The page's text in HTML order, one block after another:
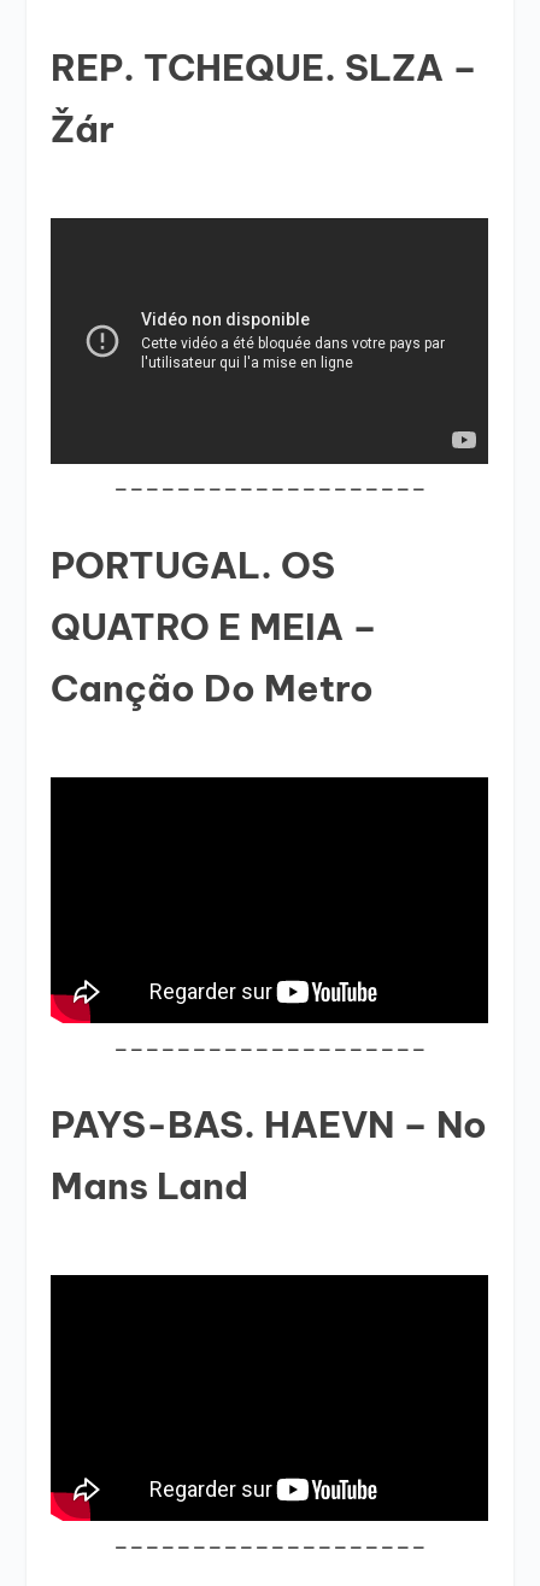
REP. TCHEQUE. SLZA –
Žár
____________________
PORTUGAL. OS
QUATRO E MEIA –
Canção Do Metro
____________________
PAYS-BAS. HAEVN – No
Mans Land
____________________